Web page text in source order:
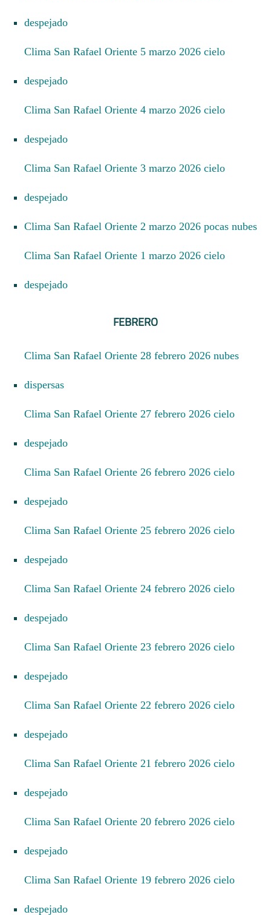
despejado
Clima San Rafael Oriente 5 marzo 2026 cielo
despejado
Clima San Rafael Oriente 4 marzo 2026 cielo
despejado
Clima San Rafael Oriente 3 marzo 2026 cielo
despejado
Clima San Rafael Oriente 2 marzo 2026 pocas nubes
Clima San Rafael Oriente 1 marzo 2026 cielo
despejado
FEBRERO
Clima San Rafael Oriente 28 febrero 2026 nubes
dispersas
Clima San Rafael Oriente 27 febrero 2026 cielo
despejado
Clima San Rafael Oriente 26 febrero 2026 cielo
despejado
Clima San Rafael Oriente 25 febrero 2026 cielo
despejado
Clima San Rafael Oriente 24 febrero 2026 cielo
despejado
Clima San Rafael Oriente 23 febrero 2026 cielo
despejado
Clima San Rafael Oriente 22 febrero 2026 cielo
despejado
Clima San Rafael Oriente 21 febrero 2026 cielo
despejado
Clima San Rafael Oriente 20 febrero 2026 cielo
despejado
Clima San Rafael Oriente 19 febrero 2026 cielo
despejado